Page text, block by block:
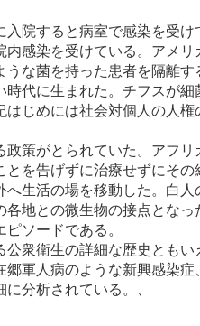
院すると病室で感染を受
感染を受けている。アメ
な菌を持った患者を隔離
代に生まれた。チフスが
じめには社会対個人の人
策がとられていた。アフ
を告げずに治療せずにその
生活の場を移動した。白
地との微生物の接点となっ
ソードである。
公衆衛生の詳細な歴史と
軍人病のような新興感染
分析されている。、